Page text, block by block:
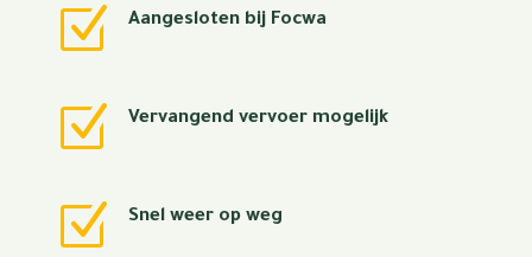
Z Aangesloten bij Focwa
Z Vervangend vervoer mogelijk
Z Snel weer op weg